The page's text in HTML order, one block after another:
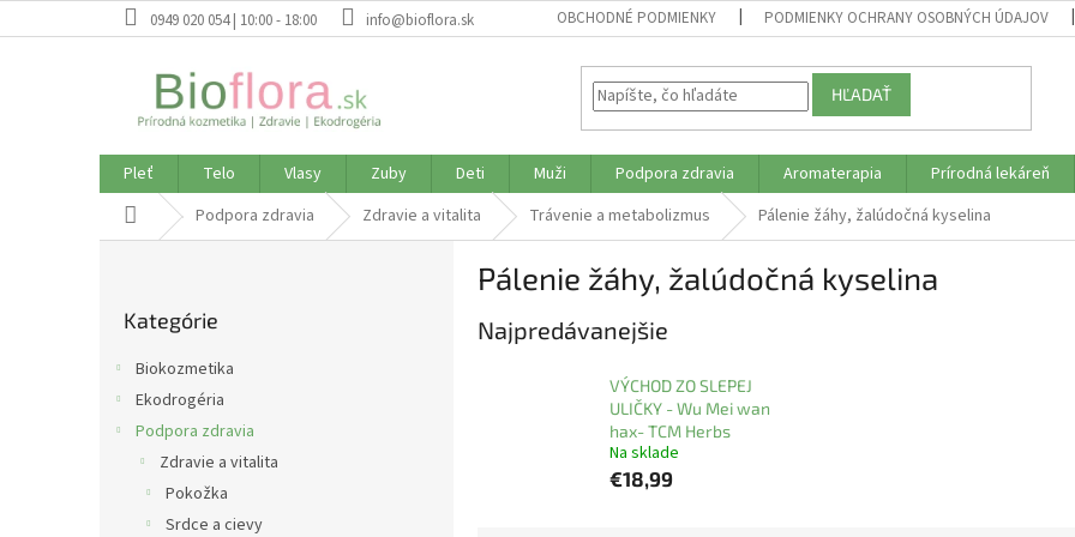
na
0949 020 054 | 10:00 - 18:00 info@bioflora.sk OBCHODNÉ PODMIENKY PODMIENKY OCHRANY OSOBNÝCH ÚDAJOV
HĽADAŤ
Pleť Telo Vlasy Zuby Deti Muži Podpora zdravia Aromaterapia Prírodná lekáreň
DomovPodpora zdravia Zdravie a vitalita Trávenie a metabolizmus Pálenie žáhy, žalúdočná kyselina
kategórie
Kategórie
Biokozmetika
Ekodrogéria
Podpora zdravia
Zdravie a vitalita
Pokožka
Srdce a cievy
Pálenie žáhy, žalúdočná kyselina
Najpredávanejšie
VÝCHOD ZO SLEPEJ
ULIČKY - Wu Mei wan
hax- TCM Herbs
Na sklade
€18,99